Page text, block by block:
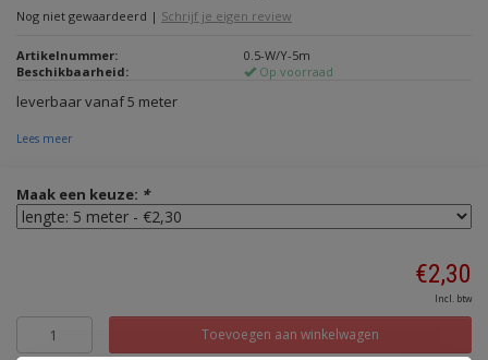
Nog niet gewaardeerd | Schrijf je eigen review
Artikelnummer:
0.5-W/Y-5m
Beschikbaarheid:
Op voorraad
leverbaar vanaf 5 meter
Lees meer
Maak een keuze: *
€2,30
Incl. btw
Toevoegen aan winkelwagen